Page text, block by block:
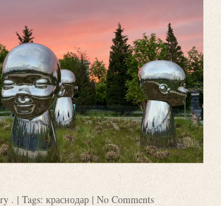
. | Tags: краснодар| No Comments